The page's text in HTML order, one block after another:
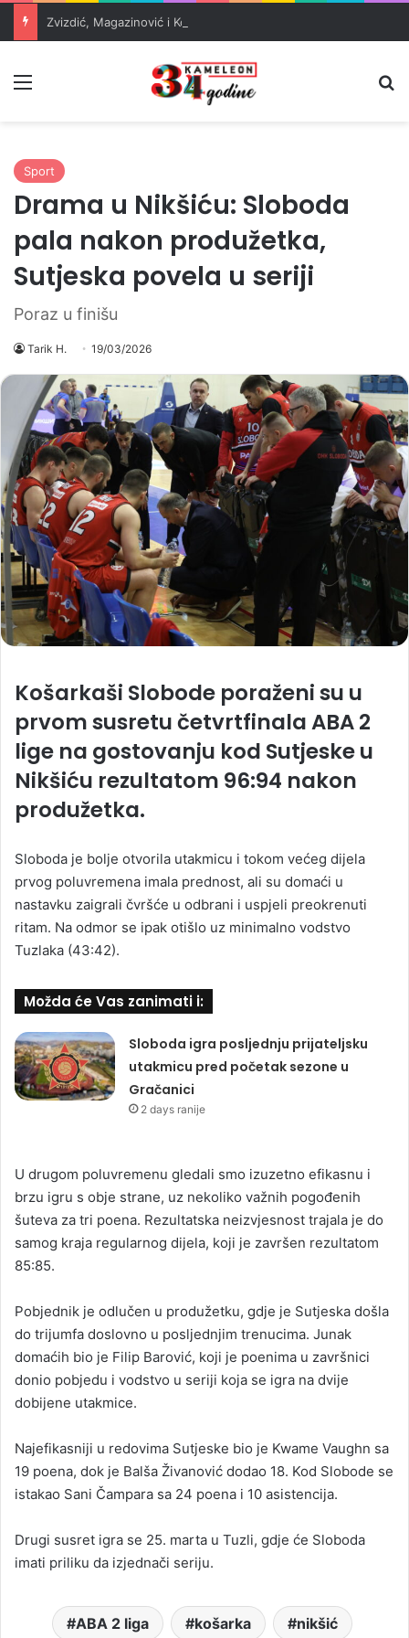
Sport
Drama u Nikšiću: Sloboda
pala nakon produžetka,
Sutjeska povela u seriji
Poraz u finišu
Tarik H. 19/03/2026
Košarkaši Slobode poraženi su u
prvom susretu četvrtfinala ABA 2
lige na gostovanju kod Sutjeske u
Nikšiću rezultatom 96:94 nakon
produžetka.
Sloboda je bolje otvorila utakmicu i tokom većeg dijela
prvog poluvremena imala prednost, ali su domaći u
nastavku zaigrali čvršće u odbrani i uspjeli preokrenuti
ritam. Na odmor se ipak otišlo uz minimalno vodstvo
Tuzlaka (43:42).
Možda će Vas zanimati i:
Sloboda igra posljednju prijateljsku
utakmicu pred početak sezone u
Gračanici
2 days ranije
U drugom poluvremenu gledali smo izuzetno efikasnu i
brzu igru s obje strane, uz nekoliko važnih pogođenih
šuteva za tri poena. Rezultatska neizvjesnost trajala je do
samog kraja regularnog dijela, koji je završen rezultatom
85:85.
Pobjednik je odlučen u produžetku, gdje je Sutjeska došla
do trijumfa doslovno u posljednjim trenucima. Junak
domaćih bio je Filip Barović, koji je poenima u završnici
donio pobjedu i vodstvo u seriji koja se igra na dvije
dobijene utakmice.
Najefikasniji u redovima Sutjeske bio je Kwame Vaughn sa
19 poena, dok je Balša Živanović dodao 18. Kod Slobode se
istakao Sani Čampara sa 24 poena i 10 asistencija.
Drugi susret igra se 25. marta u Tuzli, gdje će Sloboda
imati priliku da izjednači seriju.
ABA 2 liga košarka nikšić